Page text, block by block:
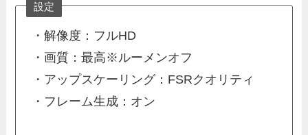
設定
・解像度：フルHD
・画質：最高※ルーメンオフ
・アップスケーリング：FSRクオリティ
・フレーム生成：オン